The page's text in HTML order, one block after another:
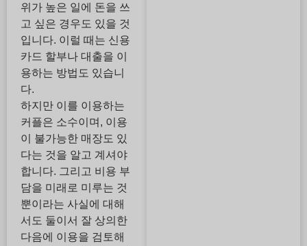
위가 높은 일에 돈을 쓰
고 싶은 경우도 있을 것
입니다. 이럴 때는 신용
카드 할부나 대출을 이
용하는 방법도 있습니
다.
하지만 이를 이용하는
커플은 소수이며, 이용
이 불가능한 매장도 있
다는 것을 알고 계셔야
합니다. 그리고 비용 부
담을 미래로 미루는 것
뿐이라는 사실에 대해
서도 둘이서 잘 상의한
다음에 이용을 검토해